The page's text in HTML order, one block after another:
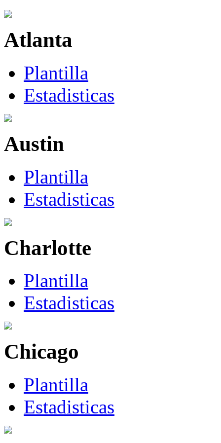
Atlanta
Plantilla
Estadisticas
Austin
Plantilla
Estadisticas
Charlotte
Plantilla
Estadisticas
Chicago
Plantilla
Estadisticas